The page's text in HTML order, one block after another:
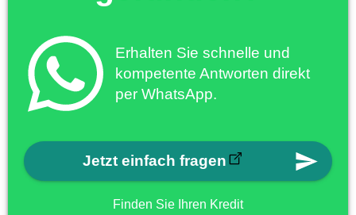
Erhalten Sie schnelle und
kompetente Antworten direkt
per WhatsApp.
Jetzt einfach fragen
Finden Sie Ihren Kredit